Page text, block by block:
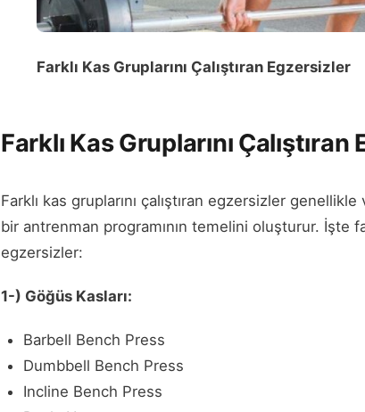
Farklı Kas Gruplarını Çalıştıran Egzersizler
Farklı Kas Gruplarını
Farklı kas gruplarını çalıştıran egzersizler
bir antrenman programının temelini oluşturur. İşte
egzersizler:
1-) Göğüs Kasları:
Barbell Bench Press
Dumbbell Bench Press
Incline Bench Press